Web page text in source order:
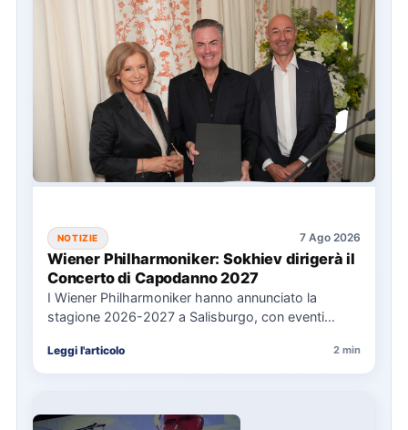
NOTIZIE 7 Ago 2026
Wiener Philharmoniker: Sokhiev dirigerà il
Concerto di Capodanno 2027
I Wiener Philharmoniker hanno annunciato la
stagione 2026-2027 a Salisburgo, con eventi
Leggi l'articolo 2 min